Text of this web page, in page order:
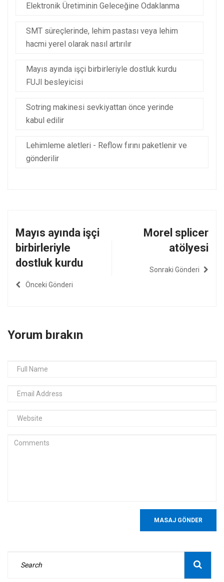
Elektronik Üretiminin Geleceğine Odaklanma
SMT süreçlerinde, lehim pastası veya lehim
hacmi yerel olarak nasıl artırılır
Mayıs ayında işçi birbirleriyle dostluk kurdu
FUJI besleyicisi
Sotring makinesi sevkiyattan önce yerinde
kabul edilir
Lehimleme aletleri - Reflow fırını paketlenir ve
gönderilir
Mayıs ayında işçi
birbirleriyle
dostluk kurdu
Önceki Gönderi
Morel splicer
atölyesi
Sonraki Gönderi
Yorum bırakın
MASAJ GÖNDER